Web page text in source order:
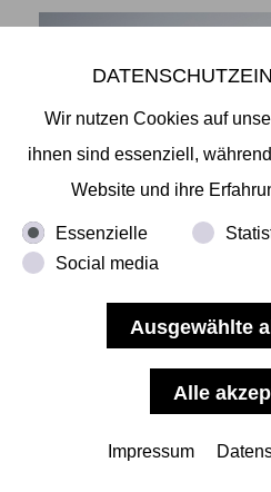
-THE SUMMIT - SHINGO
Wir laden Sie anlässlich zur
herzlich ein zur Eröffnung
Wir nutzen Cookies auf
ihnen sind essenziell,
Website und ihre
Essenzielle
Social media
Impressum